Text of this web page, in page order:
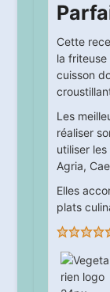
Cette
la
cuisson
Les
réaliser
utiliser
Agria,
Elles
plats